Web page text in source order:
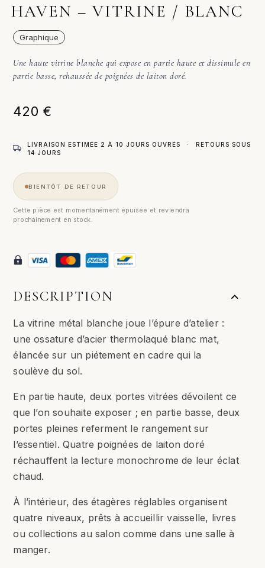
HAVEN – VITRINE / BLANC
Graphique
Une haute vitrine blanche qui expose en partie haute et dissimule en
partie basse, rehaussée de poignées de laiton doré.
420€
LIVRAISON ESTIMÉE 2 À 10 JOURS OUVRÉS ·
RETOURS SOUS
14 JOURS
BIENTÔT DE RETOUR
Cette pièce est momentanément épuisée et reviendra
prochainement en stock.
DESCRIPTION
La vitrine métal blanche joue l’épure d’atelier :
une ossature d’acier thermolaqué blanc mat,
élancée sur un piétement en cadre qui la
soulève du sol.
En partie haute, deux portes vitrées dévoilent ce
que l’on souhaite exposer ; en partie basse, deux
portes pleines referment le rangement sur
l’essentiel. Quatre poignées de laiton doré
réchauffent la lecture monochrome de leur éclat
chaud.
À l’intérieur, des étagères réglables organisent
quatre niveaux, prêts à accueillir vaisselle, livres
ou collections au salon comme dans une salle à
manger.